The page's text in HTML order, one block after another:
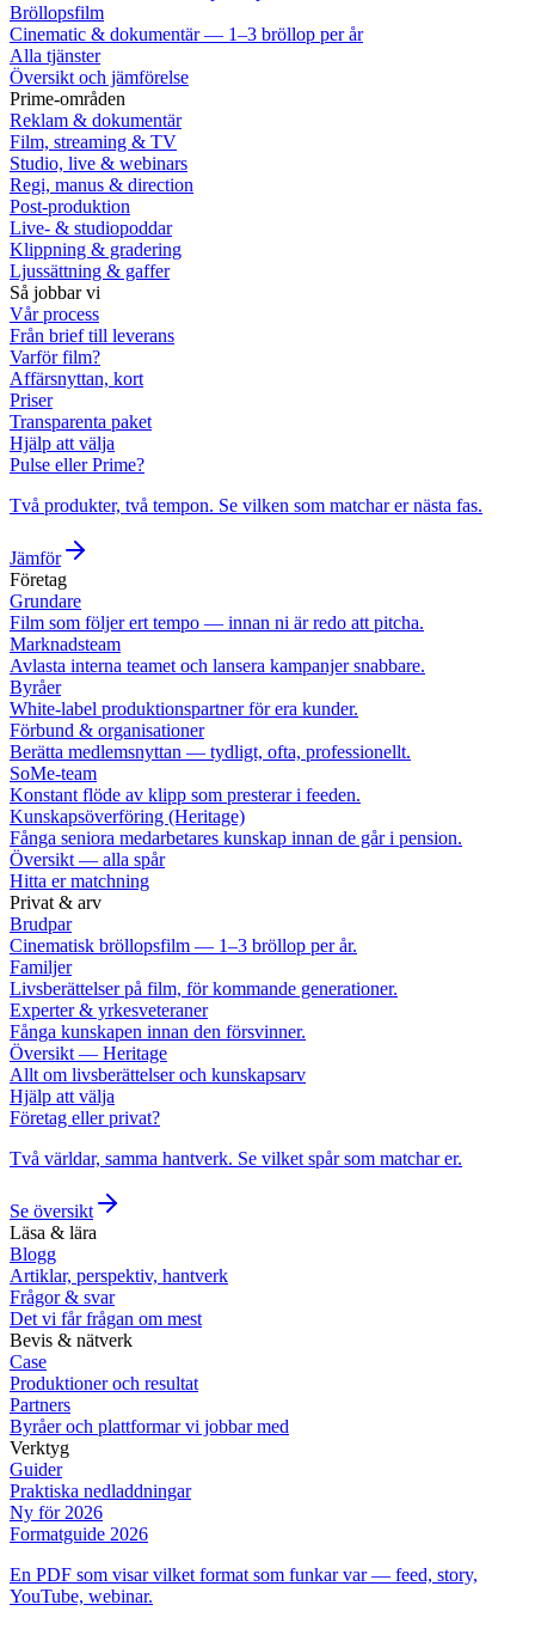
Bröllopsfilm
Cinematic & dokumentär — 1–3 bröllop per år
Alla tjänster
Översikt och jämförelse
Prime-områden
Reklam & dokumentär
Film, streaming & TV
Studio, live & webinars
Regi, manus & direction
Post-produktion
Live- & studiopoddar
Klippning & gradering
Ljussättning & gaffer
Så jobbar vi
Vår process
Från brief till leverans
Varför film?
Affärsnyttan, kort
Priser
Transparenta paket
Hjälp att välja
Pulse eller Prime?
Två produkter, två tempon. Se vilken som matchar er nästa fas.
Jämför
Företag
Grundare
Film som följer ert tempo — innan ni är redo att pitcha.
Marknadsteam
Avlasta interna teamet och lansera kampanjer snabbare.
Byråer
White-label produktionspartner för era kunder.
Förbund & organisationer
Berätta medlemsnyttan — tydligt, ofta, professionellt.
SoMe-team
Konstant flöde av klipp som presterar i feeden.
Kunskapsöverföring (Heritage)
Fånga seniora medarbetares kunskap innan de går i pension.
Översikt — alla spår
Hitta er matchning
Privat & arv
Brudpar
Cinematisk bröllopsfilm — 1–3 bröllop per år.
Familjer
Livsberättelser på film, för kommande generationer.
Experter & yrkesveteraner
Fånga kunskapen innan den försvinner.
Översikt — Heritage
Allt om livsberättelser och kunskapsarv
Hjälp att välja
Företag eller privat?
Två världar, samma hantverk. Se vilket spår som matchar er.
Se översikt
Läsa & lära
Blogg
Artiklar, perspektiv, hantverk
Frågor & svar
Det vi får frågan om mest
Bevis & nätverk
Case
Produktioner och resultat
Partners
Byråer och plattformar vi jobbar med
Verktyg
Guider
Praktiska nedladdningar
Ny för 2026
Formatguide 2026
En PDF som visar vilket format som funkar var — feed, story,
YouTube, webinar.